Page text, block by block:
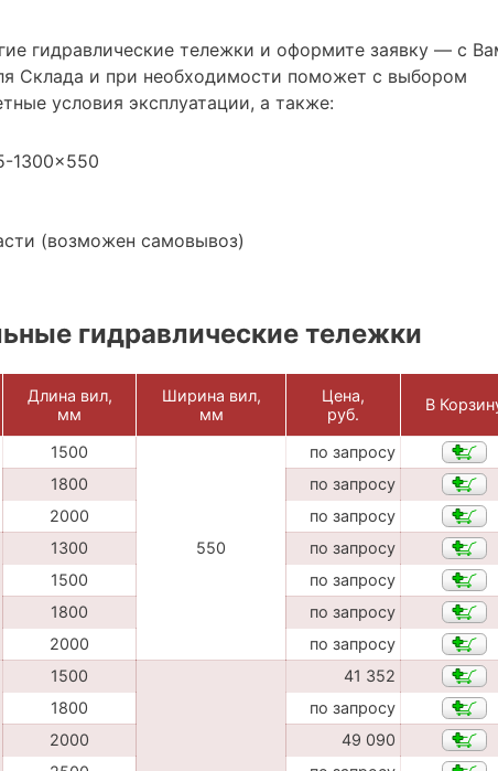
гидравлические тележки и оформите заявку — с
Склада и при необходимости поможет с выбором
условия эксплуатации, а также:
1300x550
(возможен самовывоз)
гидравлические тележки
Длина вил,
мм
Ширина вил,
мм
Цена,
руб.
В
1500
550
по запросу
1800
по запросу
2000 по запросу
1300
по запросу
1500
по запросу
1800
по запросу
2000
по запросу
1500
41 352
1800
по запросу
2000
49 090